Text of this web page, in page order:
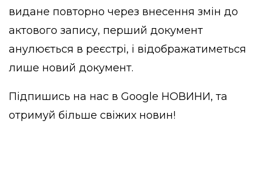
видане повторно через внесення змін до
актового запису, перший документ
анулюється в реєстрі, і відображатиметься
лише новий документ.
Підпишись на нас в Google НОВИНИ, та
отримуй більше свіжих новин!